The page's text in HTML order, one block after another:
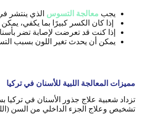
يجب معالجة التسوس الذي ينتشر
إذا كان الكسر كبيرًا بما يكفي،
إذا كنت قد تعرضت لإصابة تضر
يمكن أن يحدث تغير اللون بسبب
مميزات المعالجة اللبية للأسنان في تركيا
تزداد شعبية علاج جذور الأسنان في
تشخيص وعلاج الجزء الداخلي من السن